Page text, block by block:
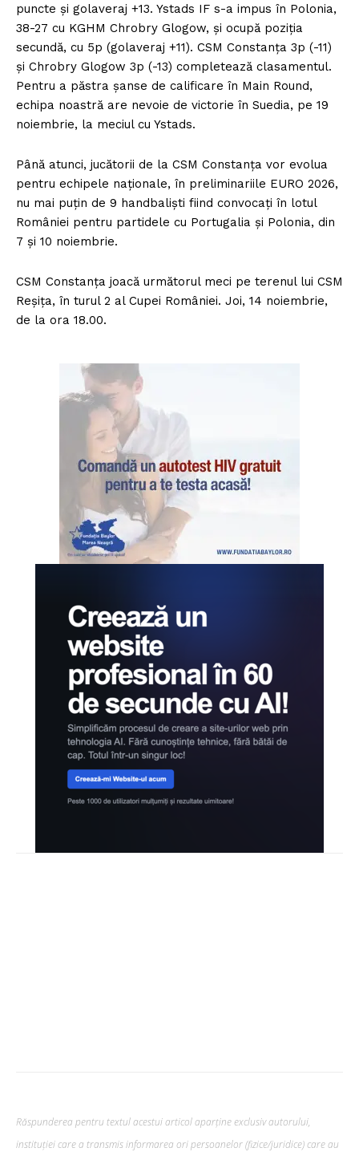
puncte și golaveraj +13. Ystads IF s-a impus în Polonia,
38-27 cu KGHM Chrobry Glogow, și ocupă poziția
secundă, cu 5p (golaveraj +11). CSM Constanța 3p (-11)
și Chrobry Glogow 3p (-13) completează clasamentul.
Pentru a păstra șanse de calificare în Main Round,
echipa noastră are nevoie de victorie în Suedia, pe 19
noiembrie, la meciul cu Ystads.
Până atunci, jucătorii de la CSM Constanţa vor evolua
pentru echipele naționale, în preliminariile EURO 2026,
nu mai puțin de 9 handbaliști fiind convocați în lotul
României pentru partidele cu Portugalia și Polonia, din
7 și 10 noiembrie.
CSM Constanța joacă următorul meci pe terenul lui CSM
Reșița, în turul 2 al Cupei României. Joi, 14 noiembrie,
de la ora 18.00.
Răspunderea pentru textul acestui articol aparține exclusiv autorului,
instituției care a transmis informarea ori persoanelor (fizice/juridice) care au